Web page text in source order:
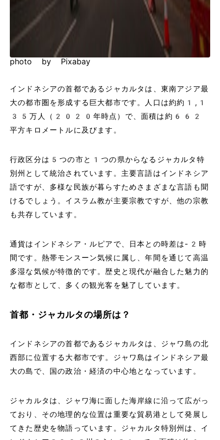
photo by Pixabay
インドネシアの首都であるジャカルタは、東南アジア最
大の都市圏を形成する巨大都市です。人口は約約1,1
35万人（2020年時点）で、面積は約662
平方キロメートルに及びます。
行政区分は5つの市と1つの県からなるジャカルタ特
別州として統治されています。主要言語はインドネシア
語ですが、多様な民族が暮らすためさまざまな言語も聞
けるでしょう。イスラム教が主要宗教ですが、他の宗教
も共存しています。
通貨はインドネシア・ルピアで、日本との時差は-2時
間です。熱帯モンスーン気候に属し、年間を通じて高温
多湿な気候が特徴的です。歴史と現代が融合した魅力的
な都市として、多くの観光客を魅了しています。
首都・ジャカルタの場所は？
インドネシアの首都であるジャカルタは、ジャワ島の北
西部に位置する大都市です。ジャワ島はインドネシア最
大の島で、国の政治・経済の中心地となっています。
ジャカルタは、ジャワ海に面した海岸線に沿って広がっ
ており、その地理的な位置は重要な貿易港として発展し
てきた歴史を物語っています。ジャカルタ特別州は、イ